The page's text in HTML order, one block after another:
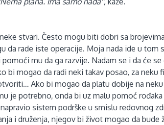
stvari. Često mogu biti dobri sa
da rade iste operacije. Moja nada ide u tom
mu da ga razvije. Nadam se i da će
bi mogao da radi neki takav posao, za neku
Ako bi mogao da platu dobije na
je potrebno, onda bi uz malu pomoć rođaka
sistem podrške u smislu redovnog
i druženja, njegov bi život mogao da bude